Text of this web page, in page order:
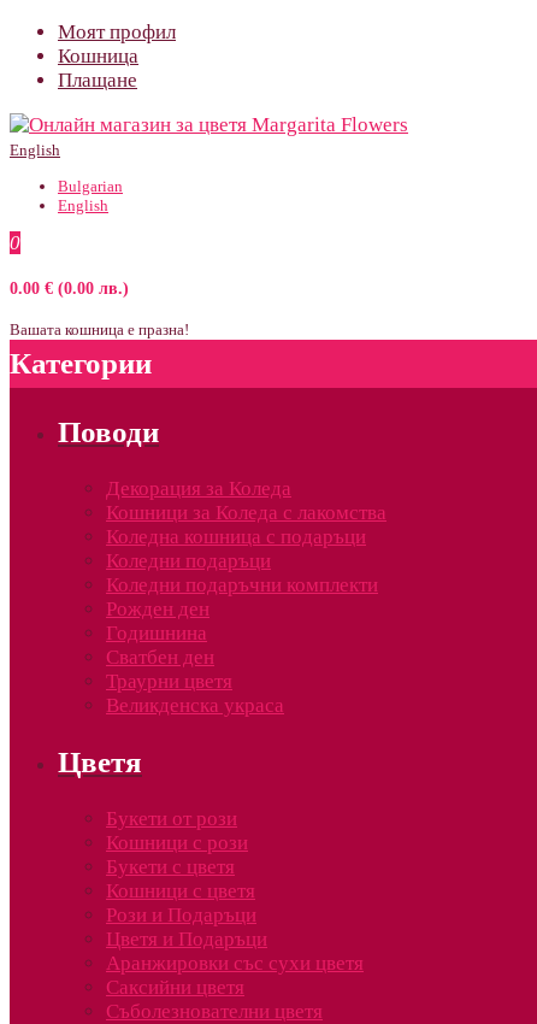
Моят профил
Кошница
Плащане
English
Bulgarian
English
0
0.00 € (0.00 лв.)
Вашата кошница е празна!
Категории
Поводи
Декорация за Коледа
Кошници за Коледа с лакомства
Коледна кошница с подаръци
Коледни подаръци
Коледни подаръчни комплекти
Рожден ден
Годишнина
Сватбен ден
Траурни цветя
Великденска украса
Цветя
Букети от рози
Кошници с рози
Букети с цветя
Кошници с цветя
Рози и Подаръци
Цветя и Подаръци
Аранжировки със сухи цветя
Саксийни цветя
Съболезнователни цветя